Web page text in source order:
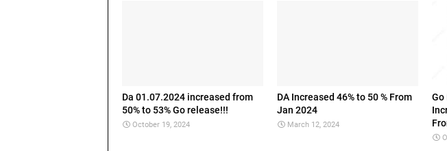
Da 01.07.2024 increased from
50% to 53% Go release!!!
October 19, 2024
DA Increased 46% to 50 % From
Jan 2024
March 12, 2024
Go